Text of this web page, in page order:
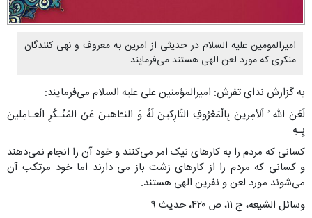
امیرالمومین علیه السلام در حدیثی از امرین به معروف و نهی کنندگان
منکری که مورد لعن الهی هستند می‌فرمایند
به گزارش ندای تفرش: امیرالمؤمنین علی علیه السلام می‌فرمایند:
لَعَنَ اللّه ُ اَلاْمِرینَ بِالْمَعْرُوفِ التّارِکینَ لَهُ وَ النـّاهینَ عَنْ المُنْـکْرِ الْعـامِلینَ
بِـهِ
کسانی که مردم را به کارهای نیک امر می‌کنند و خود آن را انجام نمی‌دهند
و کسانی که مردم را از کارهای زشت باز می دارند اما خود مرتکب آن
می‌شوند مورد لعن و نفرین الهی هستند.
وسائل الشیعه، ج ۱۱، ص ۴۲۰، حدیث ۹